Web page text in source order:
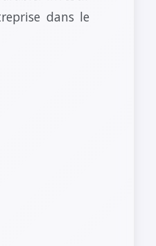
dans le